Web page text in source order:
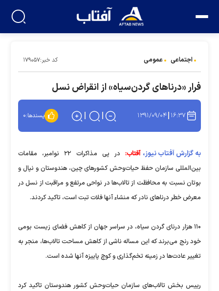
اجتماعی عمومی کد خبر:۱۷۹۰۵۷
فرار «درناهای گردن‌سیاه» از انقراض نسل
۱۶:۳۷ ۱۳۹۱/۰۹/۰۴ پسندها:۰
به گزارش آفتاب نیوز، آفتاب:
در پی مذاکرات ۲۲ نوامبر، مقامات
بین‌المللی سازمان حفظ حیات‌وحش کشورهای چین،‌ هندوستان و نپال و
بوتان نسبت به محافظت از تالاب‌ها در نواحی مرتفع و مراقبت از نسل در
معرض خطر درناهای نادر که منشاء آنها فلات تبت است، تاکید کردند.
۱۱۰ هزار درنای گردن سیاه، در سراسر جهان از کاهش فضای زیست بومی
خود رنج می‌برند که این مساله ناشی از کاهش مساحت تالاب‌ها، منجر به
تغییر عادت‌ها در زمینه تخم‌گذاری و کوچ پاییزه آنها شده است.
رییس بخش تالاب‌های سازمان حیات‌وحش کشور هندوستان تاکید کرد